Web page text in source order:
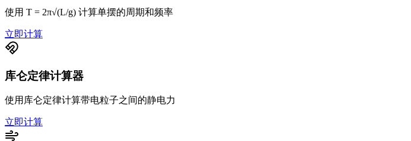
使用 T = 2π√(L/g) 计算单摆的周期和频率
立即计算
库仑定律计算器
使用库仑定律计算带电粒子之间的静电力
立即计算